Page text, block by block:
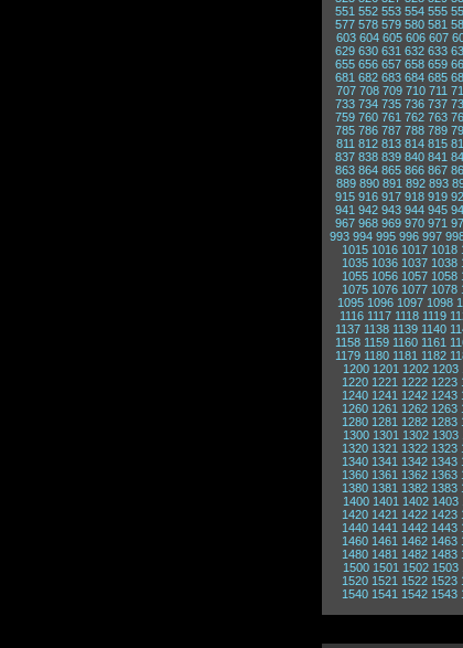
551 552 553 554 555
577 578 579 580 581
603 604 605 606 607
629 630 631 632 633
655 656 657 658 659
681 682 683 684 685
707 708 709 710 711
733 734 735 736 737
759 760 761 762 763
785 786 787 788 789
811 812 813 814 815
837 838 839 840 841
863 864 865 866 867
889 890 891 892 893
915 916 917 918 919
941 942 943 944 945
967 968 969 970 971
993 994 995 996 997
1015 1016 1017 1018
1035 1036 1037 1038
1055 1056 1057 1058
1075 1076 1077 1078
1095 1096 1097 1098
1116 1117 1118 1119
1137 1138 1139 1140
1158 1159 1160 1161
1179 1180 1181 1182
1200 1201 1202 1203
1220 1221 1222 1223
1240 1241 1242 1243
1260 1261 1262 1263
1280 1281 1282 1283
1300 1301 1302 1303
1320 1321 1322 1323
1340 1341 1342 1343
1360 1361 1362 1363
1380 1381 1382 1383
1400 1401 1402 1403
1420 1421 1422 1423
1440 1441 1442 1443
1460 1461 1462 1463
1480 1481 1482 1483
1500 1501 1502 1503
1520 1521 1522 1523
1540 1541 1542 1543